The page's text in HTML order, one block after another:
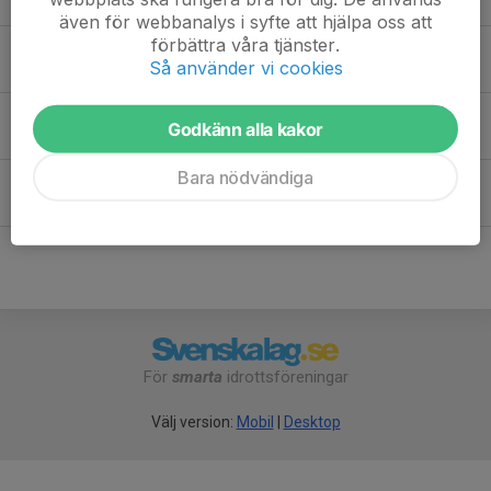
För smarta idrottsföreningar
Välj version: Mobil Desktop
även för webbanalys i syfte att hjälpa oss att
förbättra våra tjänster.
Så använder vi cookies
Godkänn alla kakor
Bara nödvändiga